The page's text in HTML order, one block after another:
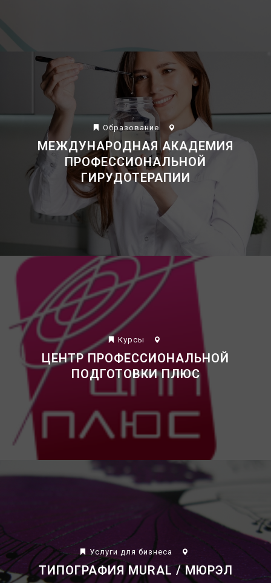
Образование
МЕЖДУНАРОДНАЯ АКАДЕМИЯ
ПРОФЕССИОНАЛЬНОЙ
ГИРУДОТЕРАПИИ
Курсы
ЦЕНТР ПРОФЕССИОНАЛЬНОЙ
ПОДГОТОВКИ ПЛЮС
Услуги для бизнеса
ТИПОГРАФИЯ MURAL / МЮРЭЛ
Магазины
Недвижимость
Образование